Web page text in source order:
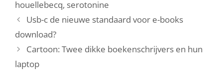
houellebecq, serotonine
Usb-c de nieuwe standaard voor e-books
download?
Cartoon: Twee dikke boekenschrijvers en hun
laptop